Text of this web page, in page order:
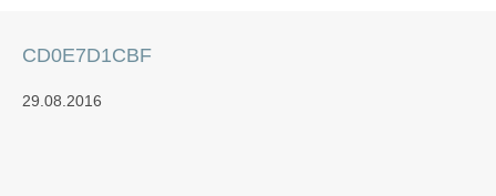
CD0E7D1CBF
29.08.2016